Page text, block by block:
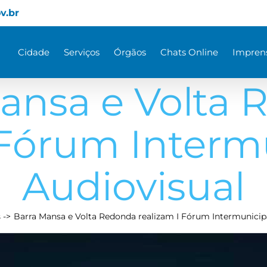
Cidade Serviços Órgãos Chats Online
e Volta
Audiovisual
Barra Mansa e Volta Redonda realizam I Fórum